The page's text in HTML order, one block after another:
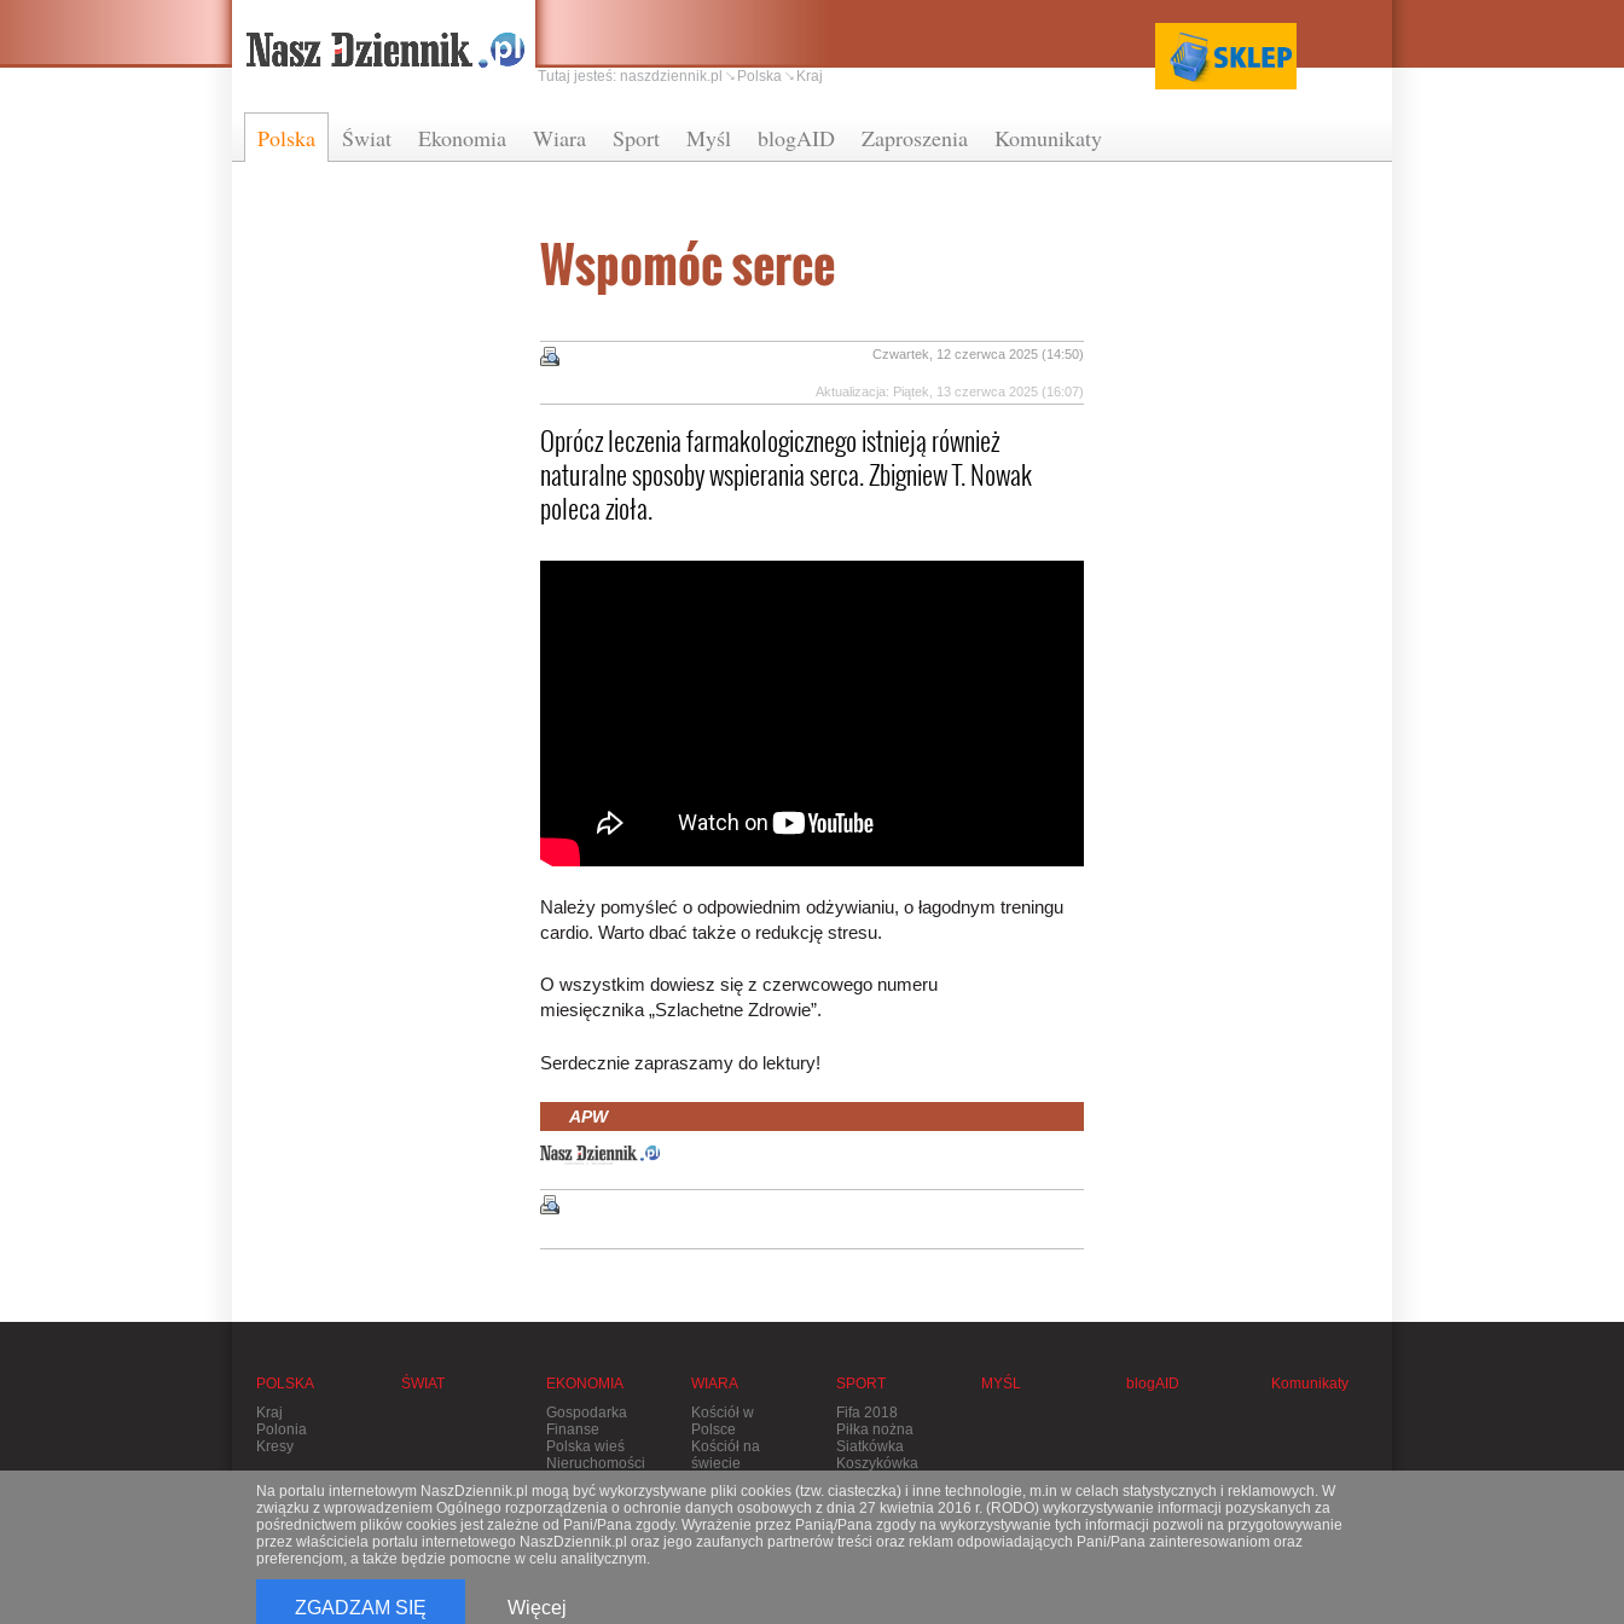
Polska Świat Ekonomia Wiara Sport Myśl blogAID Zaproszenia Komunikaty
Tutaj jesteś: naszdziennik.pl Polska Kraj
Wspomóc serce
Czwartek, 12 czerwca 2025 (14:50)
Aktualizacja: Piątek, 13 czerwca 2025 (16:07)
Oprócz leczenia farmakologicznego istnieją również
naturalne sposoby wspierania serca. Zbigniew T. Nowak
poleca zioła.
Należy pomyśleć o odpowiednim odżywianiu, o łagodnym treningu
cardio. Warto dbać także o redukcję stresu.
O wszystkim dowiesz się z czerwcowego numeru
miesięcznika „Szlachetne Zdrowie”.
Serdecznie zapraszamy do lektury!
APW
POLSKA
Kraj
Polonia
Kresy
ŚWIAT
EKONOMIA
Gospodarka
Finanse
Polska wieś
Nieruchomości
WIARA
Kościół w
Polsce
Kościół na
świecie
Apostolska
Prześladowania
SPORT
Fifa 2018
Piłka nożna
Siatkówka
Koszykówka
Pozostałe
dyscypliny
MYŚL blogAID Komunikaty
Na portalu internetowym NaszDziennik.pl mogą być wykorzystywane pliki cookies (tzw. ciasteczka) i inne technologie, m.in w celach statystycznych i reklamowych. W
związku z wprowadzeniem Ogólnego rozporządzenia o ochronie danych osobowych z dnia 27 kwietnia 2016 r. (RODO) wykorzystywanie informacji pozyskanych za
pośrednictwem plików cookies jest zależne od Pani/Pana zgody. Wyrażenie przez Panią/Pana zgody na wykorzystywanie tych informacji pozwoli na przygotowywanie
przez właściciela portalu internetowego NaszDziennik.pl oraz jego zaufanych partnerów treści oraz reklam odpowiadających Pani/Pana zainteresowaniom oraz
preferencjom, a także będzie pomocne w celu analitycznym.
ZGADZAM SIĘ Więcej